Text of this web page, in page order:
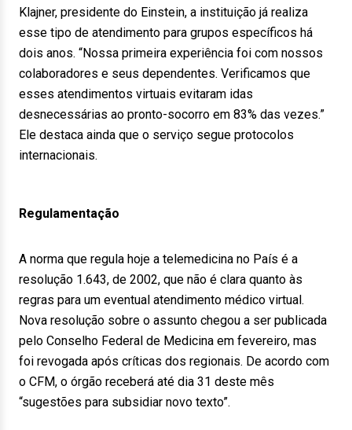
Klajner, presidente do Einstein, a instituição já realiza
esse tipo de atendimento para grupos específicos há
dois anos. “Nossa primeira experiência foi com nossos
colaboradores e seus dependentes. Verificamos que
esses atendimentos virtuais evitaram idas
desnecessárias ao pronto-socorro em 83% das vezes.”
Ele destaca ainda que o serviço segue protocolos
internacionais.
Regulamentação
A norma que regula hoje a telemedicina no País é a
resolução 1.643, de 2002, que não é clara quanto às
regras para um eventual atendimento médico virtual.
Nova resolução sobre o assunto chegou a ser publicada
pelo Conselho Federal de Medicina em fevereiro, mas
foi revogada após críticas dos regionais. De acordo com
o CFM, o órgão receberá até dia 31 deste mês
“sugestões para subsidiar novo texto”.